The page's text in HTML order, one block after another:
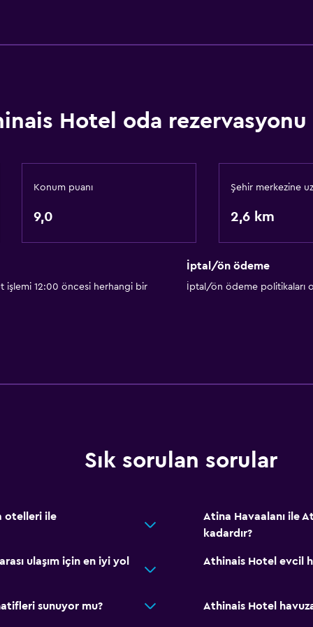
Banyo
Özel banyo
Duş kabini
yapılabilir
Kablo veya Uydu TV
Hotel oda
Konum puanı
9,0
Şehir merkezine
2,6 km
işlemi 12:00 öncesi herhangi bir
İptal/ön ödeme
İptal/ön ödeme politikaları
Sık sorulan sorular
otelleri ile
Atina Havaalanı ile
kadardır?
ulaşım için en iyi yol
Athinais Hotel evcil
sunuyor mu? Athinais Hotel